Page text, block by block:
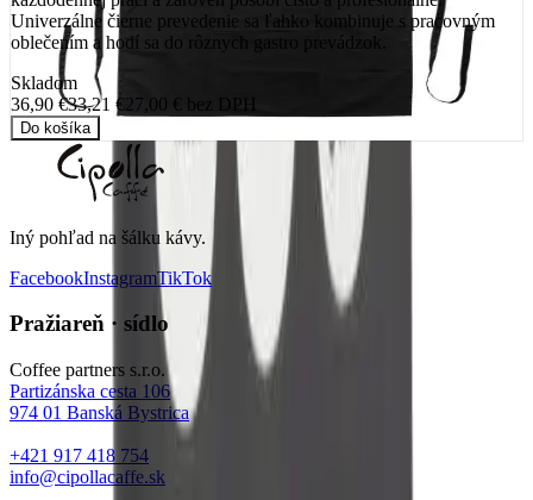
Univerzálne čierne prevedenie sa ľahko kombinuje s pracovným
oblečením a hodí sa do rôznych gastro prevádzok.
Skladom
36,90 €33,21 €27,00 € bez DPH
Do košíka
Iný pohľad na šálku kávy.
FacebookInstagramTikTok
Pražiareň · sídlo
Coffee partners s.r.o.
Partizánska cesta 106
974 01 Banská Bystrica
+421 917 418 754
info@cipollacaffe.sk